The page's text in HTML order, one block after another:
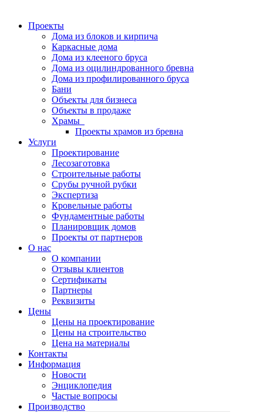
Проекты
Дома из блоков и кирпича
Каркасные дома
Дома из клееного бруса
Дома из оцилиндрованного бревна
Дома из профилированного бруса
Бани
Объекты для бизнеса
Объекты в продаже
Храмы
Проекты храмов из бревна
Услуги
Проектирование
Лесозаготовка
Строительные работы
Срубы ручной рубки
Экспертиза
Кровельные работы
Фундаментные работы
Планировщик домов
Проекты от партнеров
О нас
О компании
Отзывы клиентов
Сертификаты
Партнеры
Реквизиты
Цены
Цены на проектирование
Цены на строительство
Цена на материалы
Контакты
Информация
Новости
Энциклопедия
Частые вопросы
Производство